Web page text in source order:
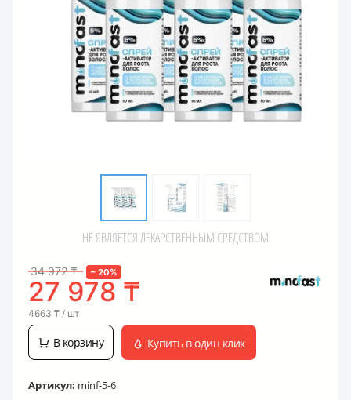
НЕ ЯВЛЯЕТСЯ ЛЕКАРСТВЕННЫМ СРЕДСТВОМ
34 972₸ – 20%
27 978 ₸
4663 ₸ / шт
В корзину Купить в один клик
Артикул: minf-5-6